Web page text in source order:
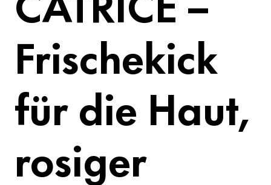
Frischekick
für die Haut,
rosiger